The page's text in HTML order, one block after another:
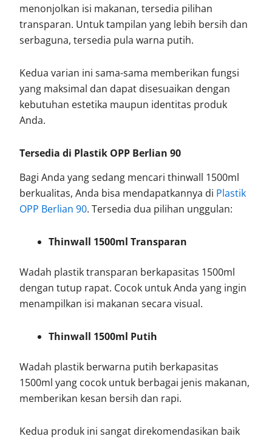
menonjolkan isi makanan, tersedia pilihan
transparan. Untuk tampilan yang lebih bersih dan
serbaguna, tersedia pula warna putih.
Kedua varian ini sama-sama memberikan fungsi
yang maksimal dan dapat disesuaikan dengan
kebutuhan estetika maupun identitas produk
Anda.
Tersedia di Plastik OPP Berlian 90
Bagi Anda yang sedang mencari thinwall 1500ml
berkualitas, Anda bisa mendapatkannya di Plastik
OPP Berlian 90. Tersedia dua pilihan unggulan:
Thinwall 1500ml Transparan
Wadah plastik transparan berkapasitas 1500ml
dengan tutup rapat. Cocok untuk Anda yang ingin
menampilkan isi makanan secara visual.
Thinwall 1500ml Putih
Wadah plastik berwarna putih berkapasitas
1500ml yang cocok untuk berbagai jenis makanan,
memberikan kesan bersih dan rapi.
Kedua produk ini sangat direkomendasikan baik